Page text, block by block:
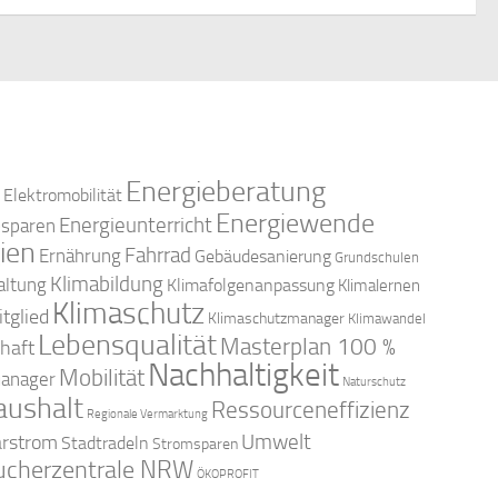
c
u
n
d
A
n
s
n
v
i
g
a
t
i
o
Elektromobilität Energieberatung
Energieunterricht Energiewende
Ernährung Fahrrad Gebäudesanierung Grundschulen
Klimabildung Klimafolgenanpassung Klimalernen
Klimaschutz Klimaschutzmanager Klimawandel
LebensqualitätMasterplan 100 %
Mobilität Nachhaltigkeit Naturschutz
Regionale Vermarktung Ressourceneffizienz
Stadtradeln Stromsparen Umwelt
NRW ÖKOPROFIT